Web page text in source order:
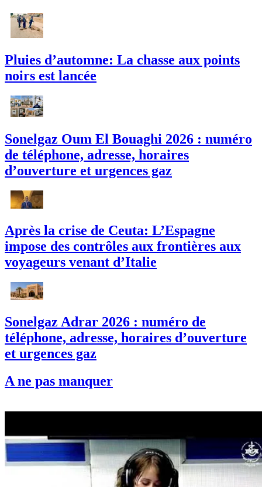
Pluies d’automne: La chasse aux points
noirs est lancée
Sonelgaz Oum El Bouaghi 2026 : numéro
de téléphone, adresse, horaires
d’ouverture et urgences gaz
Après la crise de Ceuta: L’Espagne
impose des contrôles aux frontières aux
voyageurs venant d’Italie
Sonelgaz Adrar 2026 : numéro de
téléphone, adresse, horaires d’ouverture
et urgences gaz
A ne pas manquer